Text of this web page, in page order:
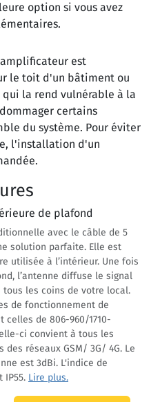
option si vous avez
est
le toit d'un bâtiment ou
la rend vulnérable à la
certains
du système. Pour éviter
l'installation d'un
de plafond
avec le câble de 5
solution parfaite. Elle est
utilisée à l’intérieur. Une fois
l’antenne diffuse le signal
les coins de votre local.
de fonctionnement de
celles de 806-960/1710-
ci convient à tous les
des réseaux GSM/ 3G/ 4G. Le
est 3dBi. L'indice de
IP55. Lire plus.